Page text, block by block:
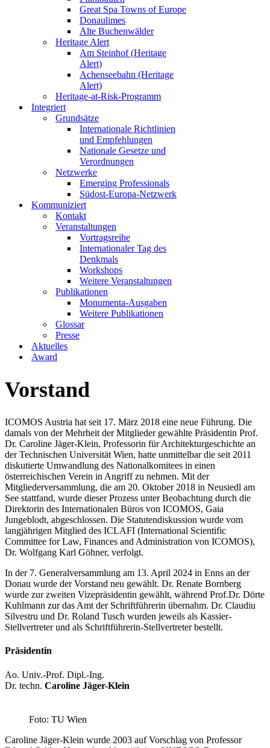
Great Spa Towns of Europe
Donaulimes
Alte Buchenwälder
Heritage Alert
Am Steinhof (Heritage
Alert)
Achenseebahn (Heritage
Alert)
Heritage-at-Risk-Programm
Integriert
Grundsätze
Internationale Richtlinien
und Empfehlungen
Nationale Gesetze und
Verordnungen
Netzwerke
Emerging Professionals
Südost-Europa-Netzwerk
Kommuniziert
Kontakt
Veranstaltungen
Vortragsreihe
Internationaler Tag des
Denkmals
Workshops
Weitere Veranstaltungen
Publikationen
Monumenta-Ausgaben
Weitere Publikationen
Glossar
Presse
Aktuelles
Award
Vorstand
ICOMOS Austria hat seit 17. März 2018 eine neue Führung. Die
damals von der Mehrheit der Mitglieder gewählte Präsidentin Prof.
Dr. Caroline Jäger-Klein, Professorin für Architekturgeschichte an
der Technischen Universität Wien, hatte unmittelbar die seit 2011
diskutierte Umwandlung des Nationalkomitees in einen
österreichischen Verein in Angriff zu nehmen. Mit der
Mitgliederversammlung, die am 20. Oktober 2018 in Neusiedl am
See stattfand, wurde dieser Prozess unter Beobachtung durch die
Direktorin des Internationalen Büros von ICOMOS, Gaia
Jungeblodt, abgeschlossen. Die Statutendiskussion wurde vom
langjährigen Mitglied des ICLAFI (International Scientific
Committee for Law, Finances and Administration von ICOMOS),
Dr. Wolfgang Karl Göhner, verfolgt.
In der 7. Generalversammlung am 13. April 2024 in Enns an der
Donau wurde der Vorstand neu gewählt. Dr. Renate Bornberg
wurde zur zweiten Vizepräsidentin gewählt, während Prof.Dr. Dörte
Kuhlmann zur das Amt der Schriftführerin übernahm. Dr. Claudiu
Silvestru und Dr. Roland Tusch wurden jeweils als Kassier-
Stellvertreter und als Schriftführerin-Stellvertreter bestellt.
Präsidentin
Ao. Univ.-Prof. Dipl.-Ing.
Dr. techn. Caroline Jäger-Klein
Foto: TU Wien
Caroline Jäger-Klein wurde 2003 auf Vorschlag von Professor